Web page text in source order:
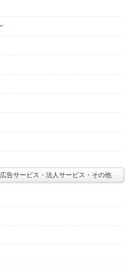
告サービス・法人サービス・その他